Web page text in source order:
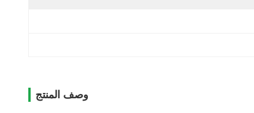
وصف المنتج